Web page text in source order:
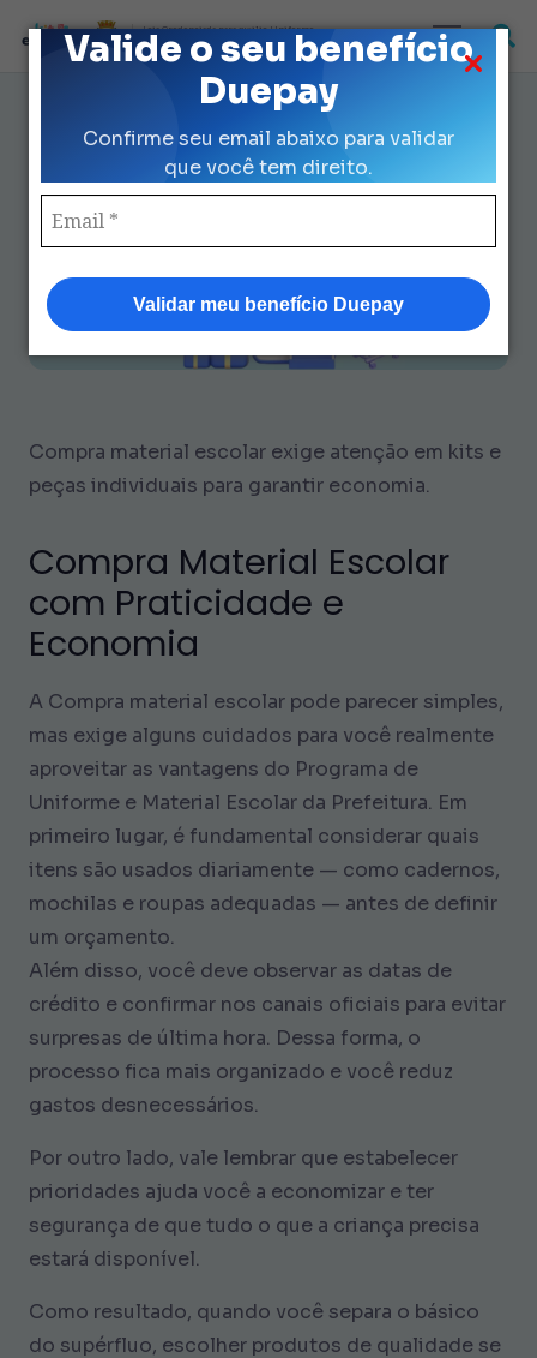
Valide o seu benefício
Duepay
Confirme seu email abaixo para validar
que você tem direito.
Validar meu benefício Duepay
Loja Credenciada para auxilio Uniforme
e Kit Escolar da Prefeitura de São Paulo
9 Erros na Compra Material
Escolar e Como Corrigir Rápido
Compra material escolar exige atenção em kits e
peças individuais para garantir economia.
Compra Material Escolar
com Praticidade e
Economia
A Compra material escolar pode parecer simples,
mas exige alguns cuidados para você realmente
aproveitar as vantagens do Programa de
Uniforme e Material Escolar da Prefeitura. Em
primeiro lugar, é fundamental considerar quais
itens são usados diariamente — como cadernos,
mochilas e roupas adequadas — antes de definir
um orçamento.
Além disso, você deve observar as datas de
crédito e confirmar nos canais oficiais para evitar
surpresas de última hora. Dessa forma, o
processo fica mais organizado e você reduz
gastos desnecessários.
Por outro lado, vale lembrar que estabelecer
prioridades ajuda você a economizar e ter
segurança de que tudo o que a criança precisa
estará disponível.
Como resultado, quando você separa o básico
do supérfluo, escolher produtos de qualidade se